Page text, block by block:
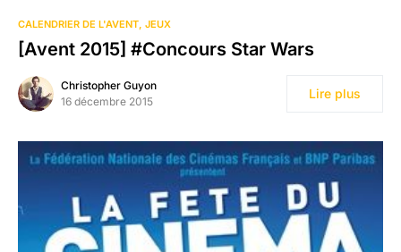
CALENDRIER DE L'AVENT JEUX
[Avent 2015] #Concours Star Wars
Christopher Guyon
16 décembre 2015
Lire plus